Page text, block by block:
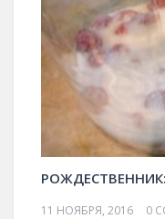
11 НОЯБРЯ, 2016 0